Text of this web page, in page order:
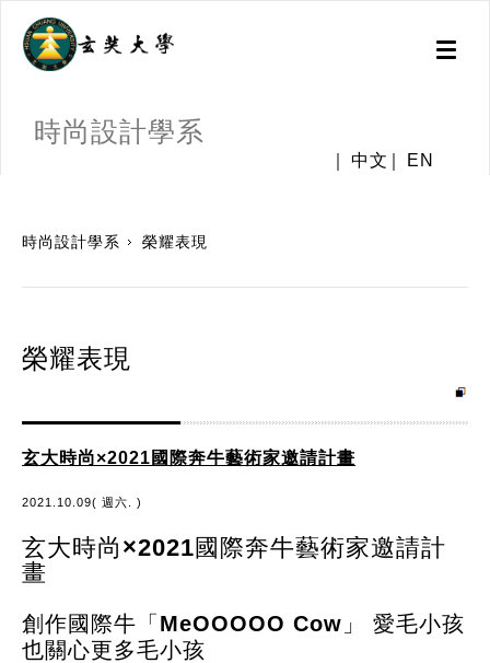
Toggle
時尚設計學系
中文 EN
時尚設計學系 榮耀表現
榮耀表現
玄大時尚×2021國際奔牛藝術家邀請計畫
2021.10.09( 週六. )
玄大時尚×2021國際奔牛藝術家邀請計
畫
創作國際牛「MeOOOOO Cow」 愛毛小孩
也關心更多毛小孩